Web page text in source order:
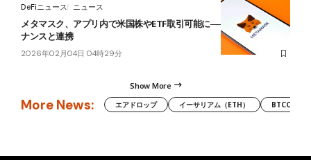
DeFiニュース ニュース
メタマスク、アプリ内で米国株やETF取引可能に──オンド・ファイ
ナンスと連携
2026年02月04日 04時29分
Show More
More News: エアドロップ イーサリアム（ETH） BTCC